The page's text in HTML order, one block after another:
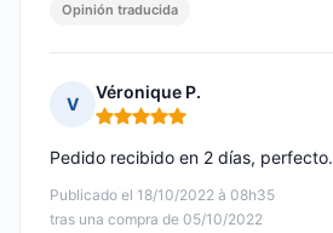
Opinión traducida
V
Véronique P.
Nota: 5 de 5
Publicado el 18/10/2022 à 08h35
tras una compra de 05/10/2022
Pedido recibido en 2 días, perfecto.